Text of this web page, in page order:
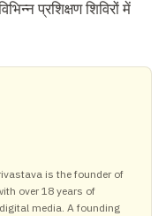
प्रशिक्षण शिविरों में
is the founder of
over 18 years of
media. A founding